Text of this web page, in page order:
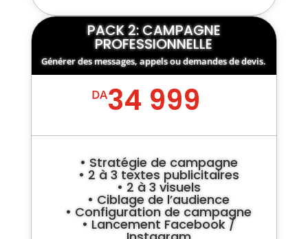
PACK 2: CAMPAGNE
PROFESSIONNELLE
Générer des messages, appels ou demandes de devis.
DA34 999
• Stratégie de campagne
• 2 à 3 textes publicitaires
• 2 à 3 visuels
• Ciblage de l’audience
• Configuration de campagne
• Lancement Facebook /